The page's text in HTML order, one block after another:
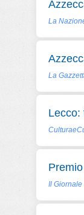
La
La
Lecco:
Il